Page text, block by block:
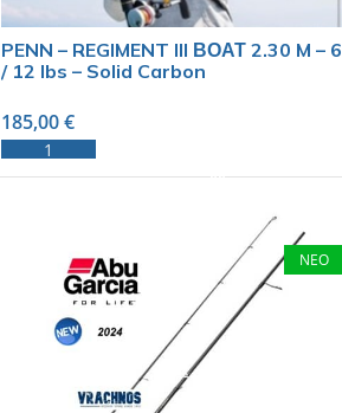
PENN – REGIMENT III ΒΟΑΤ 2.30 M – 6
/ 12 lbs – Solid Carbon
185,00€
ΝΕΟ